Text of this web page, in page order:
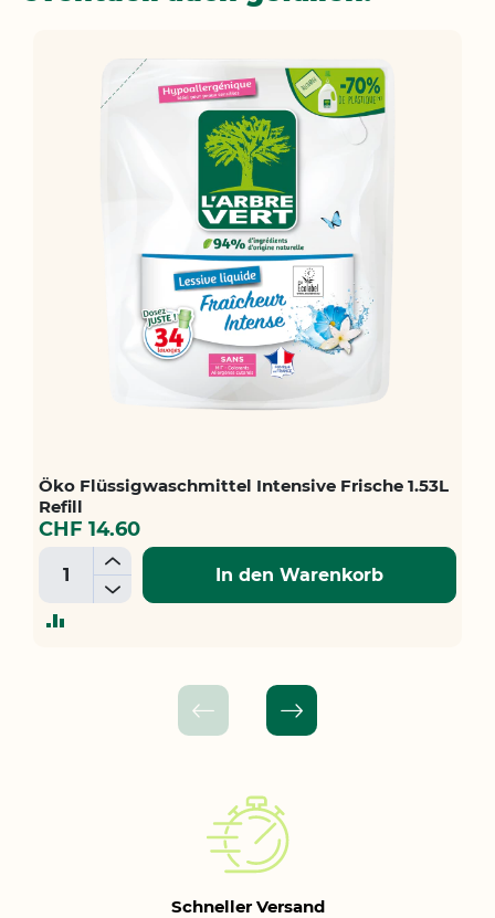
Öko Flüssigwaschmittel Intensive Frische 1.53L
Refill
CHF 14.60
+
-
In den Warenkorb
Schneller Versand